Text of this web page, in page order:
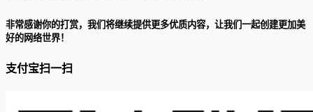
非常感谢你的打赏，我们将继续提供更多优质内容，让我们一起创建更加美
好的网络世界！
支付宝扫一扫